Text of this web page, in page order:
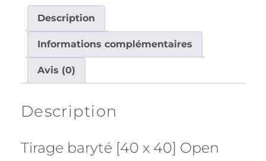
Description
Informations complémentaires
Avis (0)
Description
Tirage baryté [40 x 40] Open